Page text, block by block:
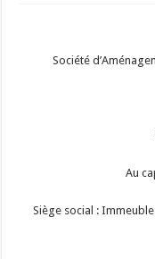
Société
Au
Siège social :